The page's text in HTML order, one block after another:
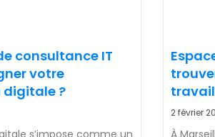
consultance IT
votre
?
2 février